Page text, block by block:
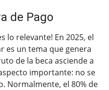
de Pago
lo relevante! En 2025, el
es un tema que genera
de la beca asciende a
importante: no se
Normalmente, el 80% de